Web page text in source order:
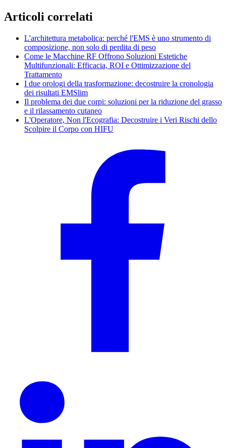
Articoli correlati
L'architettura metabolica: perché l'EMS è uno strumento di
composizione, non solo di perdita di peso
Come le Macchine RF Offrono Soluzioni Estetiche
Multifunzionali: Efficacia, ROI e Ottimizzazione del
Trattamento
I due orologi della trasformazione: decostruire la cronologia
dei risultati EMSlim
Il problema dei due corpi: soluzioni per la riduzione del grasso
e il rilassamento cutaneo
L'Operatore, Non l'Ecografia: Decostruire i Veri Rischi dello
Scolpire il Corpo con HIFU